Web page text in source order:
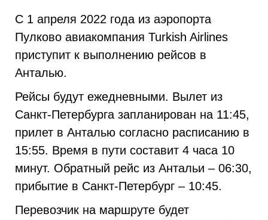
С 1 апреля 2022 года из аэропорта
Пулково авиакомпания Turkish Airlines
приступит к выполнению рейсов в
Анталью.
Рейсы будут ежедневными. Вылет из
Санкт-Петербурга запланирован на 11:45,
прилет в Анталью согласно расписанию в
15:55. Время в пути составит 4 часа 10
минут. Обратный рейс из Антальи – 06:30,
прибытие в Санкт-Петербург – 10:45.
Перевозчик на маршруте будет